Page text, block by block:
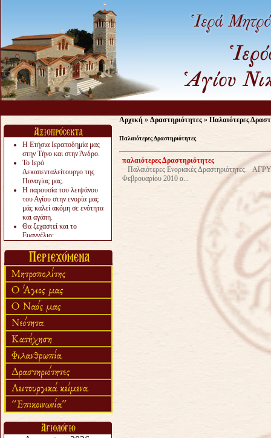
Η Ετήσια Ιεραποδημία μας
στην Τήνο και στην Άνδρο.
Το Ιερό
Δεκαπενταλείτουργο της
Παναγίας μας.
Η παρουσία του λειψάνου
του Αγίου στην ενορία μας
μάς καλεί ακόμη σε ενότητα
και αγάπη.
Θα ξεχαστεί και το
Ευαγγέλιο;
«πολύ αργά».
Ζητείται....
Αρχική » Δραστηριότητες » Παλαιότερες
Παλαιότερες Δραστηριότητες
παλαιότερες Δραστηριότητες
Παλαιότερες Ενοριακές Δραστηριότητες.
Φεβρουαρίου 2010 α...